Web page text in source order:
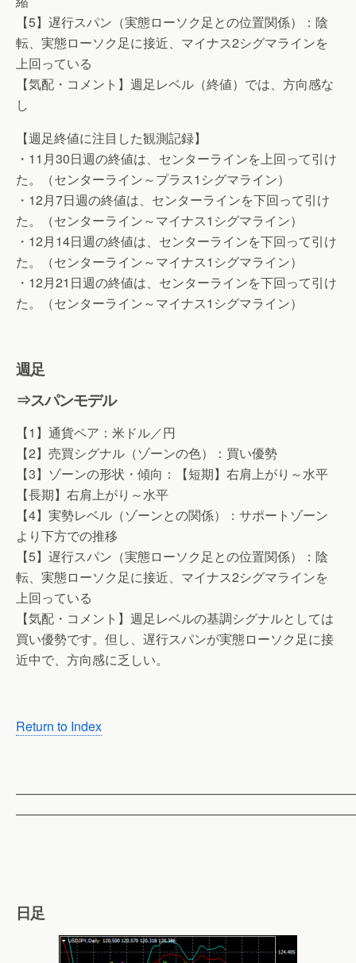
【5】遅行スパン（実態ローソク足との位置関係）：陰
転、実態ローソク足に接近、マイナス2シグマラインを
上回っている
【気配・コメント】週足レベル（終値）では、方向感な
し
【週足終値に注目した観測記録】
・11月30日週の終値は、センターラインを上回って引け
た。（センターライン～プラス1シグマライン）
・12月7日週の終値は、センターラインを下回って引け
た。（センターライン～マイナス1シグマライン）
・12月14日週の終値は、センターラインを下回って引け
た。（センターライン～マイナス1シグマライン）
・12月21日週の終値は、センターラインを下回って引け
た。（センターライン～マイナス1シグマライン）
週足
⇒スパンモデル
【1】通貨ペア：米ドル／円
【2】売買シグナル（ゾーンの色）：買い優勢
【3】ゾーンの形状・傾向：【短期】右肩上がり～水平
【長期】右肩上がり～水平
【4】実勢レベル（ゾーンとの関係）：サポートゾーン
より下方での推移
【5】遅行スパン（実態ローソク足との位置関係）：陰
転、実態ローソク足に接近、マイナス2シグマラインを
上回っている
【気配・コメント】週足レベルの基調シグナルとしては
買い優勢です。但し、遅行スパンが実態ローソク足に接
近中で、方向感に乏しい。
Return to Index
日足